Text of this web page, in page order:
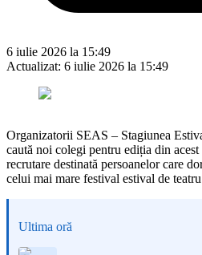
6 iulie 2026 la 15:49
Actualizat: 6 iulie 2026 la 15:49
Organizatorii SEAS – Stagiunea
caută noi colegi pentru ediția din
recrutare destinată persoanelor care
celui mai mare festival estival de
Ultima oră